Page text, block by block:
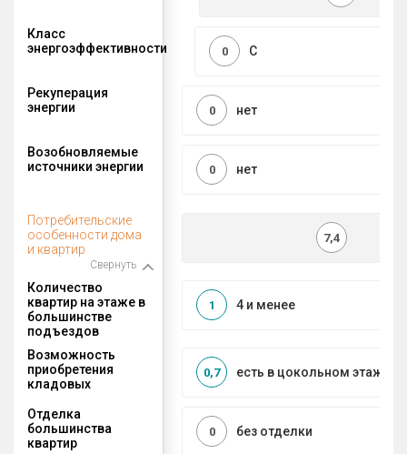
Класс
энергоэффективности
C
0
Рекуперация
энергии
нет
0
Возобновляемые
источники энергии
нет
0
Потребительские
особенности дома
и квартир
Свернуть
7,4
Количество
квартир на этаже в
большинстве
подъездов
4 и менее
1
Возможность
приобретения
кладовых
есть в цокольном этаже
0,7
Отделка
большинства
квартир
без отделки
0